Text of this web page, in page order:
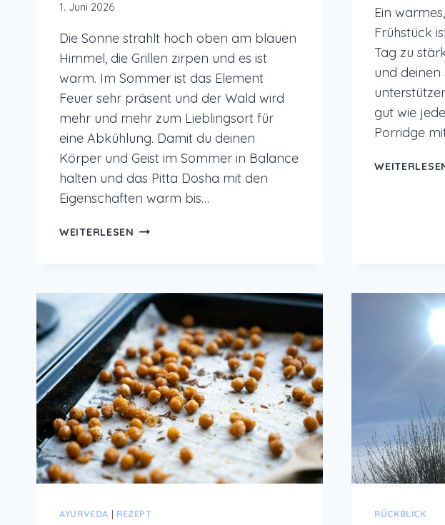
1. Juni 2026
Die Sonne strahlt hoch oben am blauen
Himmel, die Grillen zirpen und es ist
warm. Im Sommer ist das Element
Feuer sehr präsent und der Wald wird
mehr und mehr zum Lieblingsort für
eine Abkühlung. Damit du deinen
Körper und Geist im Sommer in Balance
halten und das Pitta Dosha mit den
Eigenschaften warm bis…
WEITERLESEN AYURVEDA
SOMMER
FÜR
LEICHTIGKEIT
UND
KÜHLUNG
Ein
Frühstück
Tag zu
und deinen
gut wie
Porridge
AYURVEDA | REZEPT RÜCKBLICK